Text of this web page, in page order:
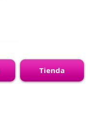
Tienda